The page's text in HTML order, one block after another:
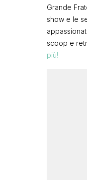
Grande
show e le
scoop e
più!